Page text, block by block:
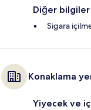
Diğer bilgiler
Sigara
Konaklama
Yiyecek ve